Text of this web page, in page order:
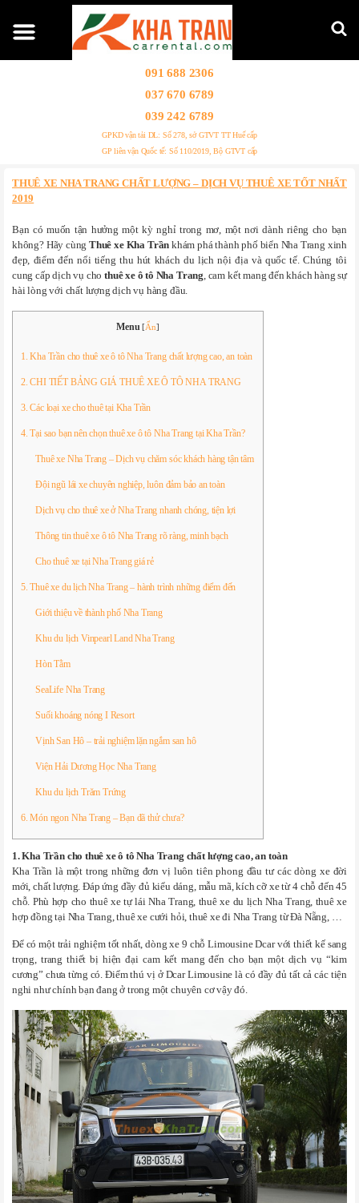
091 688 2306
037 670 6789
039 242 6789
GPKD vận tải DL: Số 278, sở GTVT TT Huế cấp
GP liên vận Quốc tế: Số 110/2019, Bộ GTVT cấp
THUÊ XE NHA TRANG CHẤT LƯỢNG – DỊCH VỤ THUÊ XE TỐT NHẤT
2019
Bạn có muốn tận hưởng một kỳ nghỉ trong mơ, một nơi dành riêng cho bạn
không? Hãy cùngThuê xe Kha Trần khám phá thành phố biển Nha Trang xinh
đẹp, điểm đến nổi tiếng thu hút khách du lịch nội địa và quốc tế. Chúng tôi
cung cấp dịch vụ chothuê xe ô tô Nha Trang, cam kết mang đến khách hàng sự
hài lòng với chất lượng dịch vụ hàng đầu.
Menu [Ẩn]
1. Kha Trần cho thuê xe ô tô Nha Trang chất lượng cao, an toàn
2. CHI TIẾT BẢNG GIÁ THUÊ XE Ô TÔ NHA TRANG
3. Các loại xe cho thuê tại Kha Trần
4. Tại sao bạn nên chọn thuê xe ô tô Nha Trang tại Kha Trần?
Thuê xe Nha Trang – Dịch vụ chăm sóc khách hàng tận tâm
Đội ngũ lái xe chuyên nghiệp, luôn đảm bảo an toàn
Dịch vụ cho thuê xe ở Nha Trang nhanh chóng, tiện lợi
Thông tin thuê xe ô tô Nha Trang rõ ràng, minh bạch
Cho thuê xe tại Nha Trang giá rẻ
5. Thuê xe du lịch Nha Trang – hành trình những điểm đến
Giới thiệu về thành phố Nha Trang
Khu du lịch Vinpearl Land Nha Trang
Hòn Tằm
SeaLife Nha Trang
Suối khoáng nóng I Resort
Vịnh San Hô – trải nghiệm lặn ngắm san hô
Viện Hải Dương Học Nha Trang
Khu du lịch Trăm Trứng
6. Món ngon Nha Trang – Bạn đã thử chưa?
1. Kha Trần cho thuê xe ô tô Nha Trang chất lượng cao, an toàn
Kha Trần là một trong những đơn vị luôn tiên phong đầu tư các dòng xe đời
mới, chất lượng. Đáp ứng đầy đủ kiểu dáng, mẫu mã, kích cỡ xe từ 4 chỗ đến 45
chỗ. Phù hợp cho thuê xe tự lái Nha Trang, thuê xe du lịch Nha Trang, thuê xe
hợp đồng tại Nha Trang, thuê xe cưới hỏi, thuê xe đi Nha Trang từ Đà Nẵng, …
Để có một trải nghiệm tốt nhất, dòng xe 9 chỗ Limousine Dcar với thiết kế sang
trọng, trang thiết bị hiện đại cam kết mang đến cho bạn một dịch vụ “kim
cương” chưa từng có. Điểm thú vị ở Dcar Limousine là có đầy đủ tất cả các tiện
nghi như chính bạn đang ở trong một chuyên cơ vậy đó.